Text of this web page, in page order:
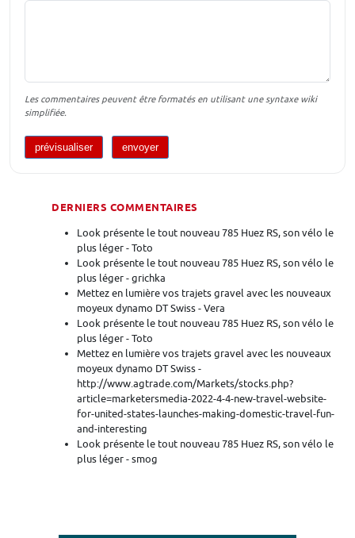
Les commentaires peuvent être formatés en utilisant une syntaxe wiki
simplifiée.
DERNIERS COMMENTAIRES
Look présente le tout nouveau 785 Huez RS, son vélo le
plus léger - Toto
Look présente le tout nouveau 785 Huez RS, son vélo le
plus léger - grichka
Mettez en lumière vos trajets gravel avec les nouveaux
moyeux dynamo DT Swiss - Vera
Look présente le tout nouveau 785 Huez RS, son vélo le
plus léger - Toto
Mettez en lumière vos trajets gravel avec les nouveaux
moyeux dynamo DT Swiss -
http://www.agtrade.com/Markets/stocks.php?
article=marketersmedia-2022-4-4-new-travel-website-
for-united-states-launches-making-domestic-travel-fun-
and-interesting
Look présente le tout nouveau 785 Huez RS, son vélo le
plus léger - smog